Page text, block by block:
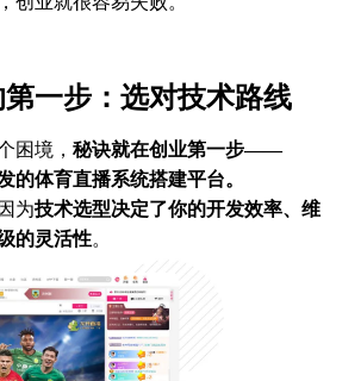
一步：选对技术路线
困境， 秘诀就在创业第一步——
的体育直播系统搭建平台。
为技术选型决定了你的开发效率、维
的灵活性。